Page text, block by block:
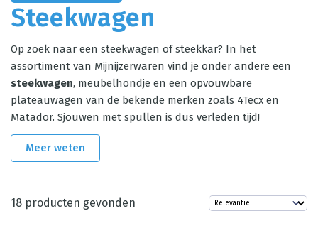
Steekwagen
Op zoek naar een steekwagen of steekkar? In het
assortiment van Mijnijzerwaren vind je onder andere een
steekwagen, meubelhondje en een opvouwbare
plateauwagen van de bekende merken zoals 4Tecx en
Matador. Sjouwen met spullen is dus verleden tijd!
Meer weten
18 producten gevonden